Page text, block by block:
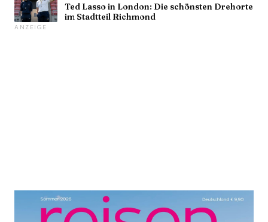
Ted Lasso in London: Die schönsten Drehorte
im Stadtteil Richmond
ANZEIGE